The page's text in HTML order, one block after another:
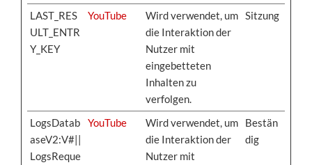
LAST_RES
ULT_ENTR
Y_KEY
YouTube
Wird verwendet, um
die Interaktion der
Nutzer mit
eingebetteten
Inhalten zu
verfolgen.
Sitzung
LogsDatab
aseV2:V#||
LogsReque
YouTube
Wird verwendet, um
die Interaktion der
Nutzer mit
Bestän
dig